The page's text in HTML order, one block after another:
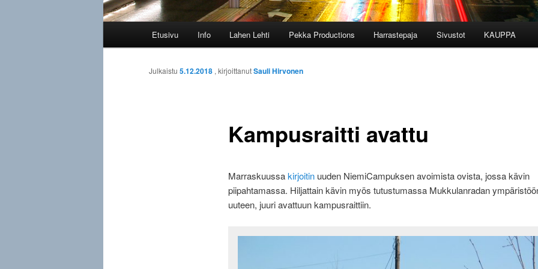
Etusivu Info Lahen Lehti Pekka Productions Harrastepaja Sivustot KAUPPA
Kampusraitti avattu
Julkaistu 5.12.2018 , kirjoittanutSauli Hirvonen
Marraskuussakirjoitinuuden NiemiCampuksen avoimista ovista, jossa kävin
piipahtamassa. Hiljattain kävin myös tutustumassa Mukkulanradan
uuteen, juuri avattuun kampusraittiin.